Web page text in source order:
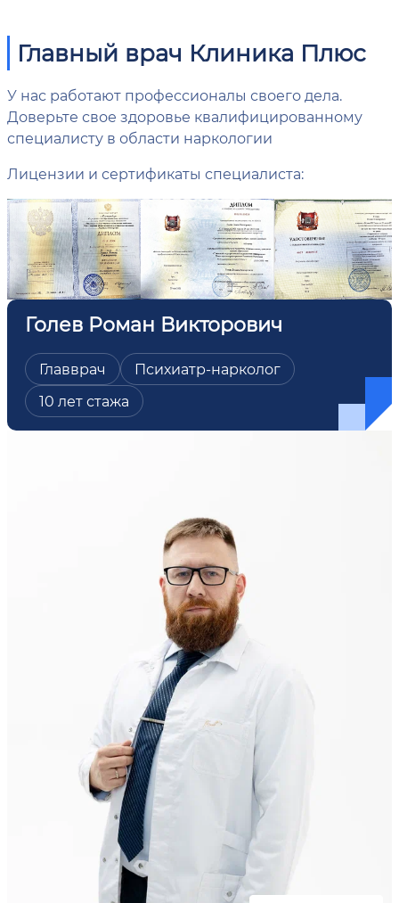
Главный врач Клиника Плюс
У нас работают профессионалы своего дела.
Доверьте свое здоровье квалифицированному
специалисту в области наркологии
Лицензии и сертификаты специалиста:
Голев Роман Викторович
Главврач
Психиатр-нарколог
10 лет стажа